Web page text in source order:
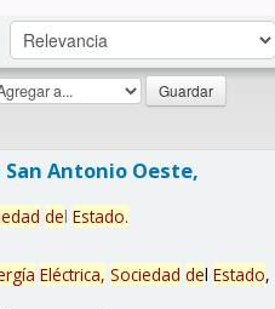
Antonio Oeste,
del Estado.
Eléctrica, Sociedad del Estado,